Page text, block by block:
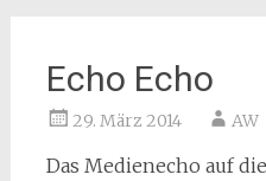
Echo Echo
29. März 2014 AW
Das Medienecho auf